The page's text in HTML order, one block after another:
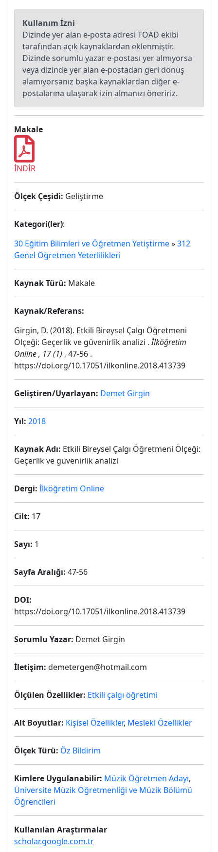
Kullanım İzni
Dizinde yer alan e-posta adresi TOAD ekibi
tarafından açık kaynaklardan eklenmiştir.
Dizinde sorumlu yazar e-postası yer almıyorsa
veya dizinde yer alan e-postadan geri dönüş
alamıyorsanız başka kaynaklardan diğer e-
postalarına ulaşarak izin almanızı öneririz.
Makale
İNDİR
Ölçek Çeşidi: Geliştirme
Kategori(ler):
30 Eğitim Bilimleri ve Öğretmen Yetiştirme»312
Genel Öğretmen Yeterlilikleri
Kaynak Türü: Makale
Kaynak/Referans:
Girgin, D. (2018). Etkili Bireysel Çalgı Öğretmeni
Ölçeği: Geçerlik ve güvenirlik analizi .İlköğretim
Online , 17 (1) , 47-56 .
https://doi.org/10.17051/ilkonline.2018.413739
Geliştiren/Uyarlayan: Demet Girgin
Yıl: 2018
Kaynak Adı: Etkili Bireysel Çalgı Öğretmeni Ölçeği:
Geçerlik ve güvenirlik analizi
Dergi: İlköğretim Online
Cilt: 17
Sayı: 1
Sayfa Aralığı: 47-56
DOI:
https://doi.org/10.17051/ilkonline.2018.413739
Sorumlu Yazar: Demet Girgin
İletişim: demetergen@hotmail.com
Ölçülen Özellikler: Etkili çalgı öğretimi
Alt Boyutlar: Kişisel Özellikler, Mesleki Özellikler
Ölçek Türü: Öz Bildirim
Kimlere Uygulanabilir: Müzik Öğretmen Adayı,
Üniversite Müzik Öğretmenliği ve Müzik Bölümü
Öğrencileri
Kullanılan Araştırmalar
scholar.google.com.tr